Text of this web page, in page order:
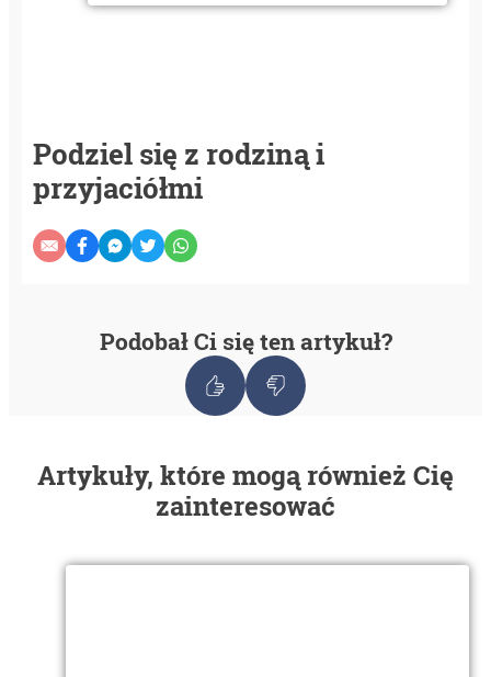
Podziel się z rodziną i
przyjaciółmi
Podobał Ci się ten artykuł?
Artykuły, które mogą również Cię
zainteresować